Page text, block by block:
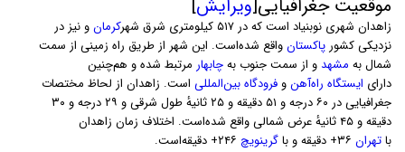
موقعیت جغرافیایی[ویرایش]
زاهدان شهری نوبنیاد است که در ۵۱۷ کیلومتری شرق شهر کرمانو نیز در
نزدیکی کشورپاکستانواقع شده‌است. این شهر از طریق راه زمینی از سمت
شمال به مشهد و از سمت جنوب بهچابهار مرتبط شده و هم‌چنین
دارای ایستگاه راه‌آهنوفرودگاه بین‌المللی است. زاهدان از لحاظ مختصات
جغرافیایی در ۶۰ درجه و ۵۱ دقیقه و ۲۵ ثانیهٔ طول شرقی و ۲۹ درجه و ۳۰
دقیقه و ۴۵ ثانیهٔ عرض شمالی واقع شده‌است. اختلاف زمان زاهدان
باتهران گرینویچ